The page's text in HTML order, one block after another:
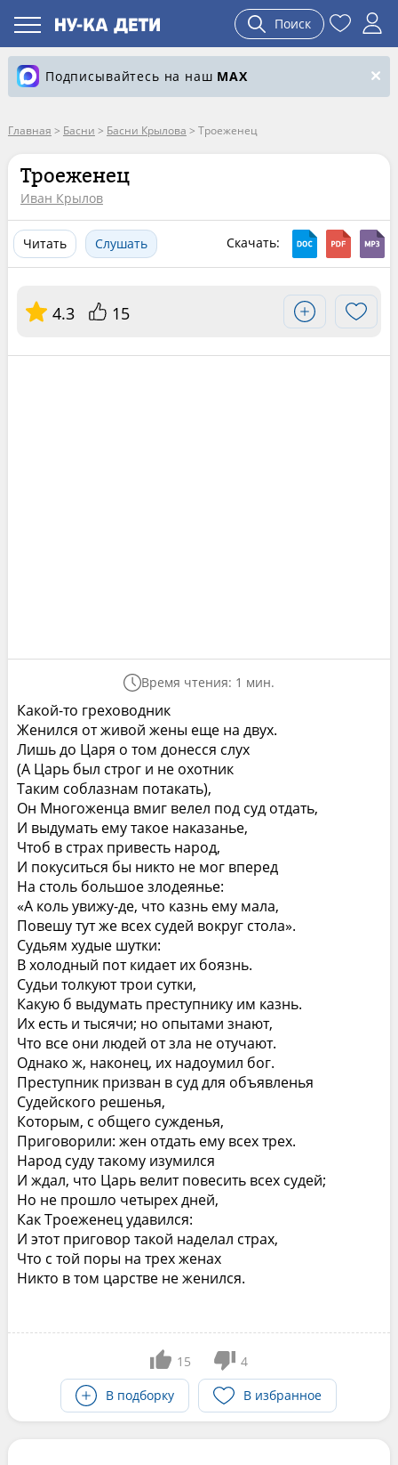
Поиск
Подписывайтесь на наш MAX
Главная > Басни > Басни Крылова > Троеженец
Троеженец
Иван Крылов
Читать Слушать Скачать:
4.3 15
Время чтения: 1 мин.
Какой-то греховодник
Женился от живой жены еще на двух.
Лишь до Царя о том донесся слух
(А Царь был строг и не охотник
Таким соблазнам потакать),
Он Многоженца вмиг велел под суд отдать,
И выдумать ему такое наказанье,
Чтоб в страх привесть народ,
И покуситься бы никто не мог вперед
На столь большое злодеянье:
«А коль увижу-де, что казнь ему мала,
Повешу тут же всех судей вокруг стола».
Судьям худые шутки:
В холодный пот кидает их боязнь.
Судьи толкуют трои сутки,
Какую б выдумать преступнику им казнь.
Их есть и тысячи; но опытами знают,
Что все они людей от зла не отучают.
Однако ж, наконец, их надоумил бог.
Преступник призван в суд для объявленья
Судейского решенья,
Которым, с общего сужденья,
Приговорили: жен отдать ему всех трех.
Народ суду такому изумился
И ждал, что Царь велит повесить всех судей;
Но не прошло четырех дней,
Как Троеженец удавился:
И этот приговор такой наделал страх,
Что с той поры на трех женах
Никто в том царстве не женился.
15
4
В подборку
В избранное